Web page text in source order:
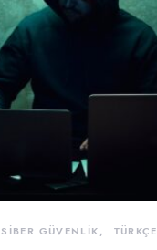
SİBER GÜVENLİK TÜRKÇE